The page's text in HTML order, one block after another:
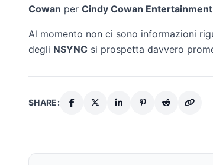
Cowan per Cindy Cowan Entertainment
Al momento non ci sono informazioni
degli NSYNC si prospetta davvero
SHARE: